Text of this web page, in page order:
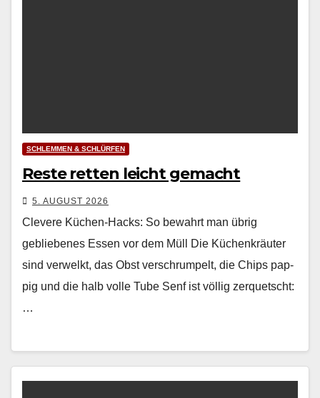
SCHLEMMEN & SCHLÜRFEN
Reste retten leicht gemacht
5. AUGUST 2026
Clevere Küchen-Hacks: So bewahrt man übrig
gebliebenes Essen vor dem Müll Die Küchenkräuter
sind ver­welkt, das Obst ver­schrumpelt, die Chips pap­
pig und die halb volle Tube Senf ist völ­lig zer­quetscht:
…